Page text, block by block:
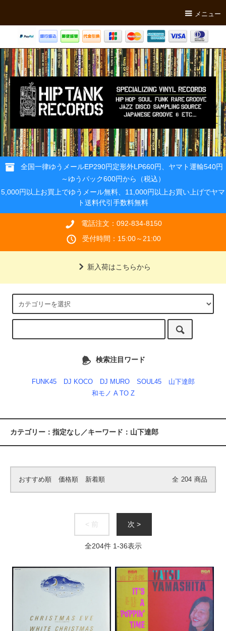
メニュー
全国一律ゆうメールEP290円定形外LP660円、ヤマト運輸540円
～ゆうパック600円から（税込）
5,000円以上お買上でゆうメール無料、11,000円以上お買い上げでヤマ
ト送料代引手数料無料
電話注文：092-834-8150
受付時間：15:00～21:00
新入荷はこちらから
検索注目ワード
FUNK45 DJ KOCO DJ MURO SOUL45
山下達郎
和モノ A TO Z
カテゴリー：指定なし／キーワード：山下達郎
おすすめ順 価格順 新着順 全 204 商品
< 前 次 >
全204件 1-36表示